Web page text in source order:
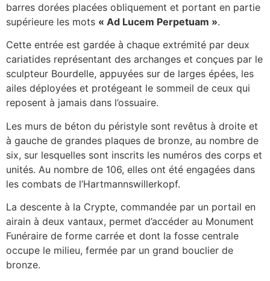
barres dorées placées obliquement et portant en partie
supérieure les mots « Ad Lucem Perpetuam ».
Cette entrée est gardée à chaque extrémité par deux
cariatides représentant des archanges et conçues par le
sculpteur Bourdelle, appuyées sur de larges épées, les
ailes déployées et protégeant le sommeil de ceux qui
reposent à jamais dans l’ossuaire.
Les murs de béton du péristyle sont revêtus à droite et
à gauche de grandes plaques de bronze, au nombre de
six, sur lesquelles sont inscrits les numéros des corps et
unités. Au nombre de 106, elles ont été engagées dans
les combats de l’Hartmannswillerkopf.
La descente à la Crypte, commandée par un portail en
airain à deux vantaux, permet d’accéder au Monument
Funéraire de forme carrée et dont la fosse centrale
occupe le milieu, fermée par un grand bouclier de
bronze.